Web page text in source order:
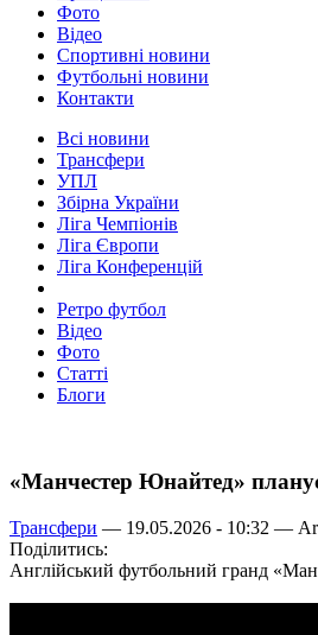
Фото
Відео
Спортивні новини
Футбольні новини
Контакти
Всі новини
Трансфери
УПЛ
Збірна України
Ліга Чемпіонів
Ліга Європи
Ліга Конференцій
Ретро футбол
Відео
Фото
Статті
Блоги
«Манчестер Юнайтед»
Трансфери — 19.05.2026 - 10:32 —
Поділитись:
Англійський футбольний гранд